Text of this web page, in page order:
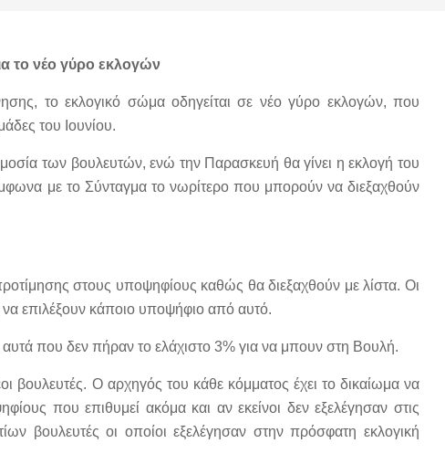
το νέο γύρο εκλογών
το εκλογικό σώμα οδηγείται σε νέο γύρο εκλογών, που
του Ιουνίου.
των βουλευτών, ενώ την Παρασκευή θα γίνει η εκλογή του
με το Σύνταγμα το νωρίτερο που μπορούν να διεξαχθούν
στους υποψηφίους καθώς θα διεξαχθούν με λίστα. Οι
επιλέξουν κάποιο υποψήφιο από αυτό.
που δεν πήραν το ελάχιστο 3% για να μπουν στη Βουλή.
βουλευτές. Ο αρχηγός του κάθε κόμματος έχει το δικαίωμα να
που επιθυμεί ακόμα και αν εκείνοι δεν εξελέγησαν στις
βουλευτές οι οποίοι εξελέγησαν στην πρόσφατη εκλογική